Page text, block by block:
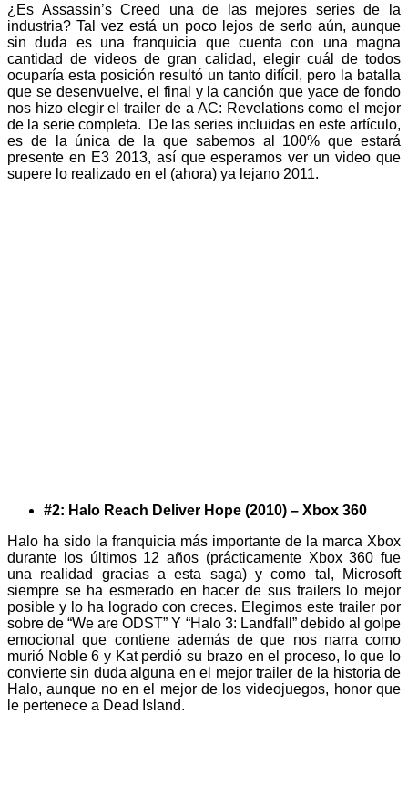
¿Es Assassin’s Creed una de las mejores series de la
industria? Tal vez está un poco lejos de serlo aún, aunque
sin duda es una franquicia que cuenta con una magna
cantidad de videos de gran calidad, elegir cuál de todos
ocuparía esta posición resultó un tanto difícil, pero la batalla
que se desenvuelve, el final y la canción que yace de fondo
nos hizo elegir el trailer de a AC: Revelations como el mejor
de la serie completa. De las series incluidas en este artículo,
es de la única de la que sabemos al 100% que estará
presente en E3 2013, así que esperamos ver un video que
supere lo realizado en el (ahora) ya lejano 2011.
#2: Halo Reach Deliver Hope (2010) – Xbox 360
Halo ha sido la franquicia más importante de la marca Xbox
durante los últimos 12 años (prácticamente Xbox 360 fue
una realidad gracias a esta saga) y como tal, Microsoft
siempre se ha esmerado en hacer de sus trailers lo mejor
posible y lo ha logrado con creces. Elegimos este trailer por
sobre de “We are ODST” Y “Halo 3: Landfall” debido al golpe
emocional que contiene además de que nos narra como
murió Noble 6 y Kat perdió su brazo en el proceso, lo que lo
convierte sin duda alguna en el mejor trailer de la historia de
Halo, aunque no en el mejor de los videojuegos, honor que
le pertenece a Dead Island.